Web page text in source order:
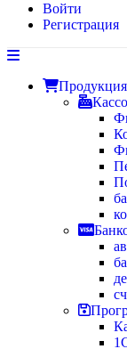
Войти
Регистрация
Продукция